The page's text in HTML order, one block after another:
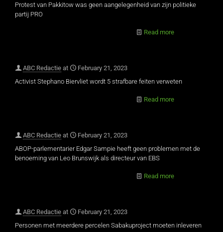
Protest van Pakkitow was geen aangelegenheid van zijn politieke
partij PRO
Read more
ABC Redactie at
February 21, 2023
Activist Stephano Biervliet wordt 5 strafbare feiten verweten
Read more
ABC Redactie at
February 21, 2023
ABOP-parlementarier Edgar Sampie heeft geen problemen met de
benoeming van Leo Brunswijk als directeur van EBS
Read more
ABC Redactie at
February 21, 2023
Personen met meerdere percelen Sabakuproject moeten inleveren